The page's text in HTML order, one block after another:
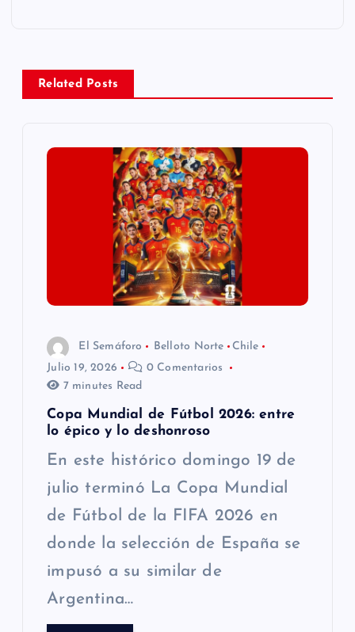
c
Related Posts
El Semáforo Belloto Norte
Chile
Julio 19, 2026
0 Comentarios
7 minutes Read
Copa Mundial de Fútbol 2026: entre
lo épico y lo deshonroso
En este histórico domingo 19 de
julio terminó La Copa Mundial
de Fútbol de la FIFA 2026 en
donde la selección de España se
impusó a su similar de
Argentina…